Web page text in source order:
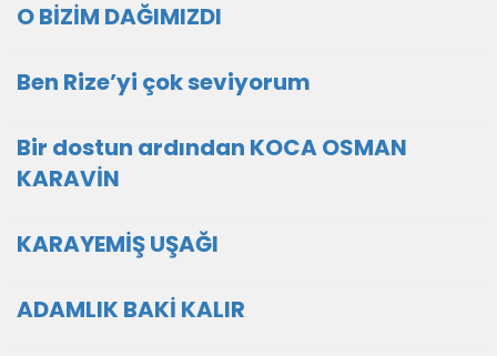
O BİZİM DAĞIMIZDI
Ben Rize’yi çok seviyorum
Bir dostun ardından KOCA OSMAN
KARAVİN
KARAYEMİŞ UŞAĞI
ADAMLIK BAKİ KALIR